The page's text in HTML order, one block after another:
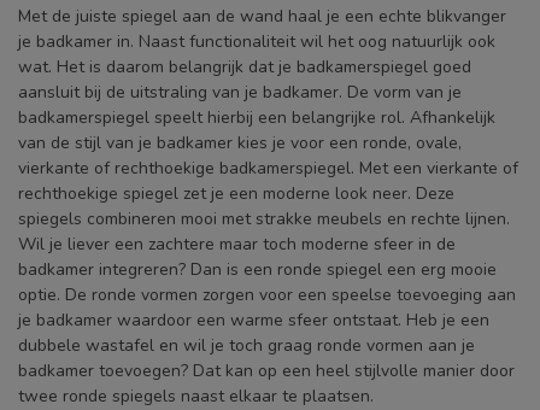
Met de juiste spiegel aan de wand haal je een echte blikvanger
je badkamer in. Naast functionaliteit wil het oog natuurlijk ook
wat. Het is daarom belangrijk dat je badkamerspiegel goed
aansluit bij de uitstraling van je badkamer. De vorm van je
badkamerspiegel speelt hierbij een belangrijke rol. Afhankelijk
van de stijl van je badkamer kies je voor een ronde, ovale,
vierkante of rechthoekige badkamerspiegel. Met een vierkante of
rechthoekige spiegel zet je een moderne look neer. Deze
spiegels combineren mooi met strakke meubels en rechte lijnen.
Wil je liever een zachtere maar toch moderne sfeer in de
badkamer integreren? Dan is een ronde spiegel een erg mooie
optie. De ronde vormen zorgen voor een speelse toevoeging aan
je badkamer waardoor een warme sfeer ontstaat. Heb je een
dubbele wastafel en wil je toch graag ronde vormen aan je
badkamer toevoegen? Dat kan op een heel stijlvolle manier door
twee ronde spiegels naast elkaar te plaatsen.